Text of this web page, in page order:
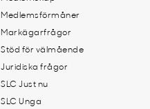
Medlemsförmåner
Markägarfrågor
Stöd för välmående
Juridiska frågor
SLC Just nu
SLC Unga